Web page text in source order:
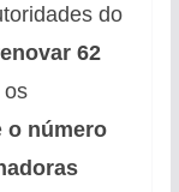
do
62
os
o número